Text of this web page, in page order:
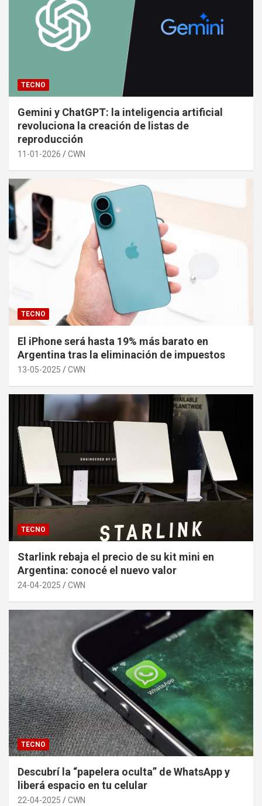
TECNO
Gemini y ChatGPT: la inteligencia artificial
revoluciona la creación de listas de
reproducción
11-01-2026 CWN
TECNO
El iPhone será hasta 19% más barato en
Argentina tras la eliminación de impuestos
13-05-2025 CWN
TECNO
Starlink rebaja el precio de su kit mini en
Argentina: conocé el nuevo valor
24-04-2025 CWN
TECNO
Descubrí la “papelera oculta” de WhatsApp y
liberá espacio en tu celular
22-04-2025 CWN